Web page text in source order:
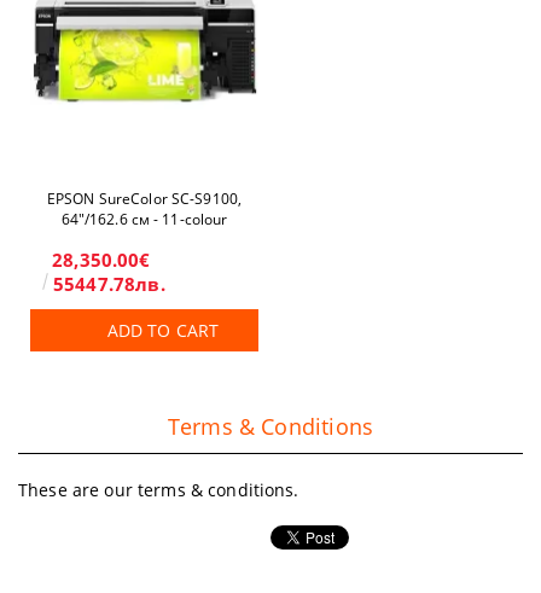
EPSON SureColor SC-S9100,
64"/162.6 см - 11-colour
28,350.00€
55447.78лв.
ADD TO CART
Terms & Conditions
These are our terms & conditions.